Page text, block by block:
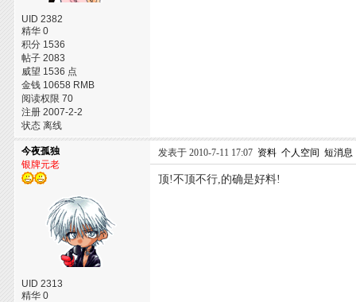
UID 2382
精华 0
积分 1536
帖子 2083
威望 1536 点
金钱 10658 RMB
阅读权限 70
注册 2007-2-2
状态 离线
今夜孤独
银牌元老
UID 2313
精华 0
发表于 2010-7-11 17:07 资料 个人空间 短消息
顶!不顶不行,的确是好料!